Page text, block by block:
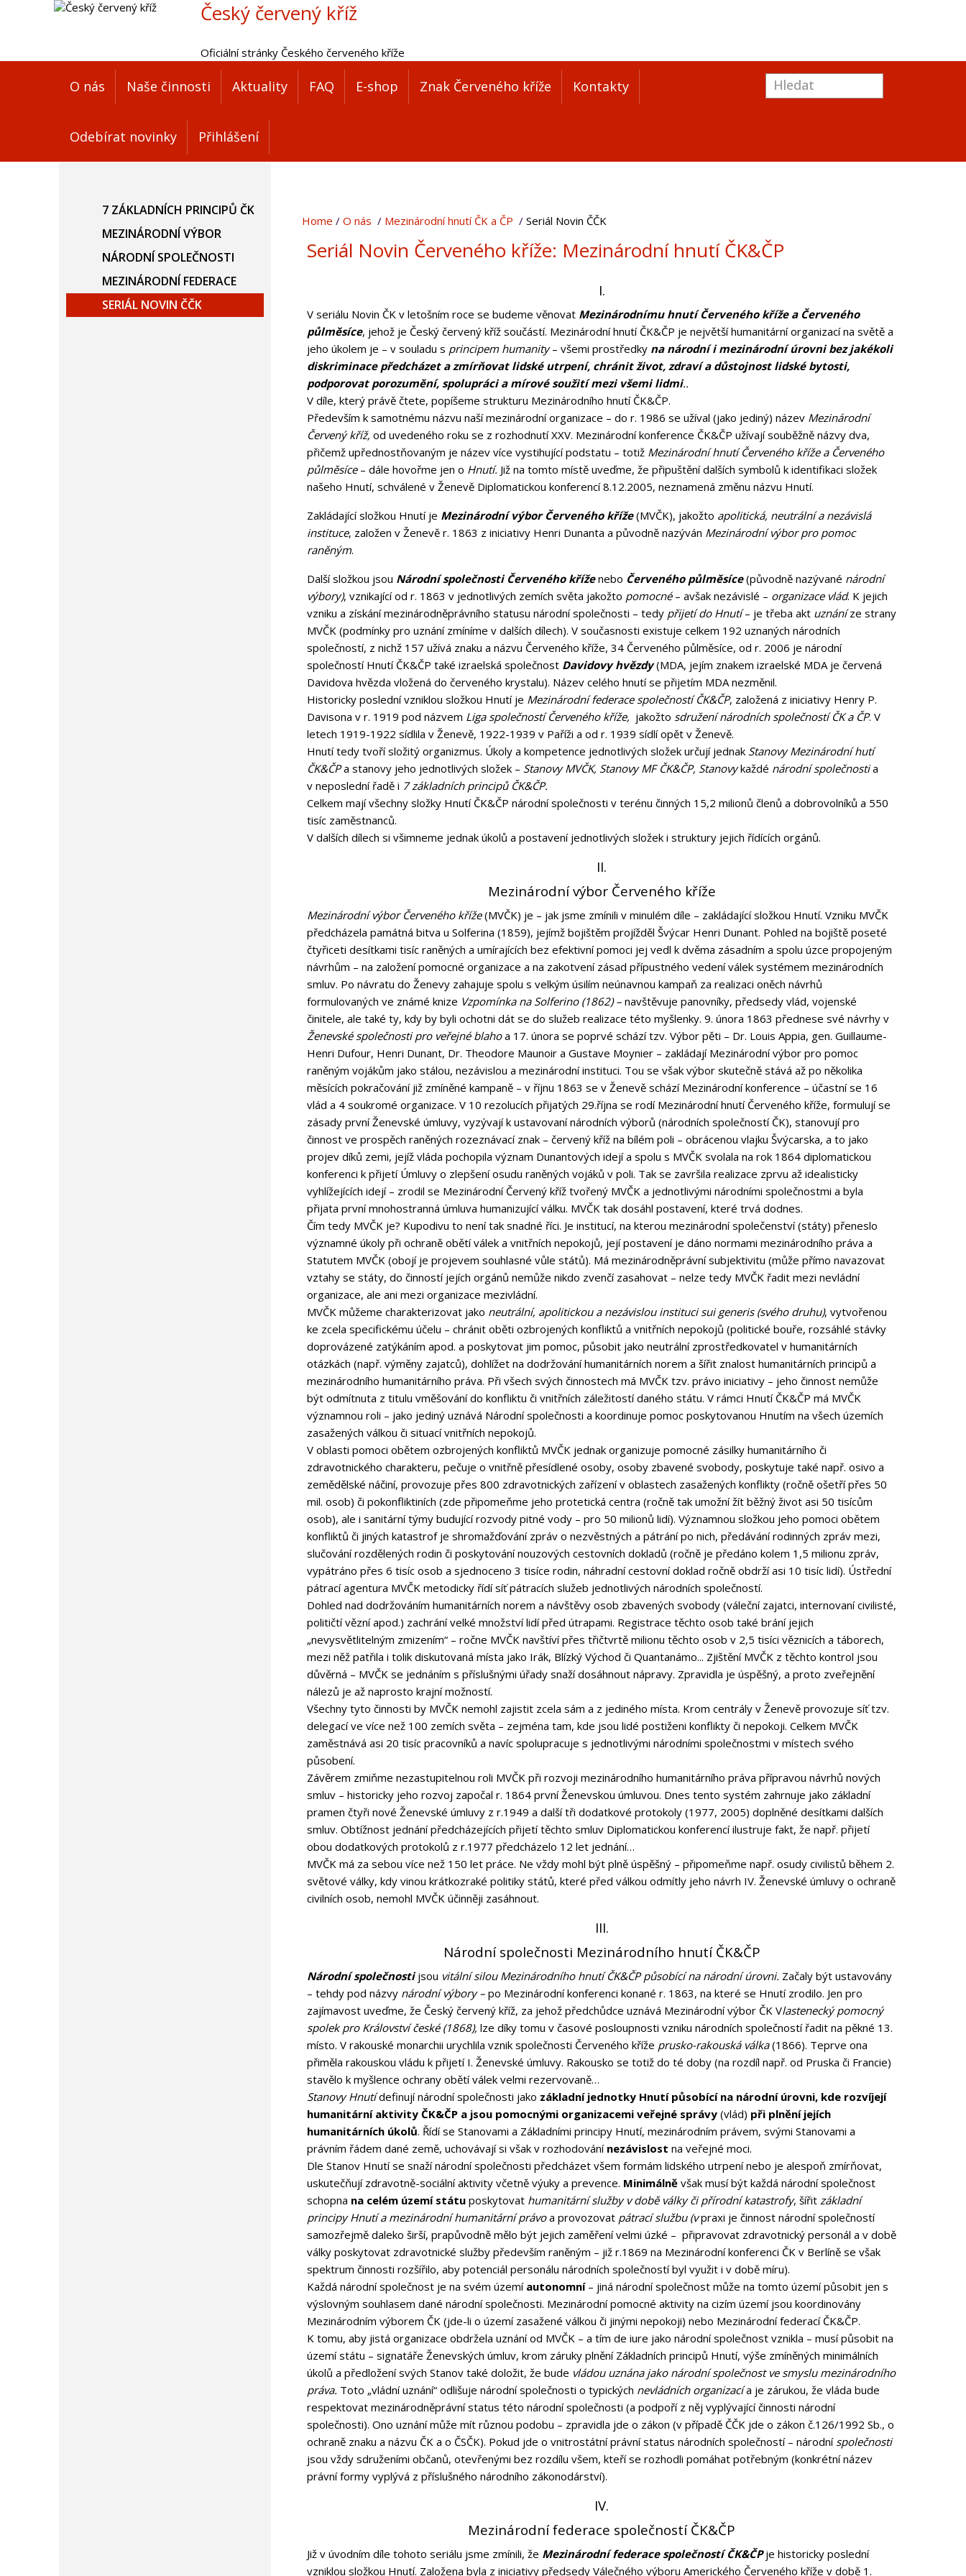
Český červený kříž
Oficiální stránky Českého červeného kříže
O nás Naše činnosti Aktuality FAQ E-shop Znak Červeného kříže Kontakty
Odebírat novinky Přihlášení
Home O nás Mezinárodní hnutí ČK a ČP Seriál Novin ČČK
Seriál Novin Červeného kříže: Mezinárodní hnutí ČK&ČP
I.
V seriálu Novin ČK v letošním roce se budeme věnovat Mezinárodnímu hnutí Červeného kříže a Červeného
půlměsíce, jehož je Český červený kříž součástí. Mezinárodní hnutí ČK&ČP je největší humanitární organizací na světě a
jeho úkolem je – v souladu s principem humanity– všemi prostředky na národní i mezinárodní úrovni bez jakékoli
diskriminace předcházet a zmírňovat lidské utrpení, chránit život, zdraví a důstojnost lidské bytosti,
podporovat porozumění, spolupráci a mírové soužití mezi všemi lidmi..
V díle, který právě čtete, popíšeme strukturu Mezinárodního hnutí ČK&ČP.
Především k samotnému názvu naší mezinárodní organizace – do r. 1986 se užíval (jako jediný) název Mezinárodní
Červený kříž, od uvedeného roku se z rozhodnutí XXV. Mezinárodní konference ČK&ČP užívají souběžně názvy dva,
přičemž upřednostňovaným je název více vystihující podstatu – totiž Mezinárodní hnutí Červeného kříže a Červeného
půlměsíce – dále hovořme jen o Hnutí. Již na tomto místě uveďme, že připuštění dalších symbolů k identifikaci složek
našeho Hnutí, schválené v Ženevě Diplomatickou konferencí 8.12.2005, neznamená změnu názvu Hnutí.
Zakládající složkou Hnutí je Mezinárodní výbor Červeného kříže (MVČK), jakožto apolitická, neutrální a nezávislá
instituce, založen v Ženevě r. 1863 z iniciativy Henri Dunanta a původně nazýván Mezinárodní výbor pro pomoc
raněným.
Další složkou jsou Národní společnosti Červeného kříže nebo Červeného půlměsíce (původně nazývané národní
výbory), vznikající od r. 1863 v jednotlivých zemích světa jakožto pomocné– avšak nezávislé – organizace vlád. K jejich
vzniku a získání mezinárodněprávního statusu národní společnosti – tedy přijetí do Hnutí– je třeba akt uznáníze strany
MVČK (podmínky pro uznání zmíníme v dalších dílech). V současnosti existuje celkem 192 uznaných národních
společností, z nichž 157 užívá znaku a názvu Červeného kříže, 34 Červeného půlměsíce, od r. 2006 je národní
společností Hnutí ČK&ČP také izraelská společnost Davidovy hvězdy(MDA, jejím znakem izraelské MDA je červená
Davidova hvězda vložená do červeného krystalu). Název celého hnutí se přijetím MDA nezměnil.
Historicky poslední vzniklou složkou Hnutí je Mezinárodní federace společností ČK&ČP, založená z iniciativy Henry P.
Davisona v r. 1919 pod názvem Liga společností Červeného kříže, jakožto sdružení národních společností ČK a ČP. V
letech 1919-1922 sídlila v Ženevě, 1922-1939 v Paříži a od r. 1939 sídlí opět v Ženevě.
Hnutí tedy tvoří složitý organizmus. Úkoly a kompetence jednotlivých složek určují jednak Stanovy Mezinárodní hutí
ČK&ČPa stanovy jeho jednotlivých složek – Stanovy MVČK, Stanovy MF ČK&ČP, Stanovykaždé národní společnostia
v neposlední řadě i 7 základních principů ČK&ČP.
Celkem mají všechny složky Hnutí ČK&ČP národní společnosti v terénu činných 15,2 milionů členů a dobrovolníků a 550
tisíc zaměstnanců.
V dalších dílech si všimneme jednak úkolů a postavení jednotlivých složek i struktury jejich řídících orgánů.
II.
Mezinárodní výbor Červeného kříže
Mezinárodní výbor Červeného kříže(MVČK) je – jak jsme zmínili v minulém díle – zakládající složkou Hnutí. Vzniku MVČK
předcházela památná bitva u Solferina (1859), jejímž bojištěm projížděl Švýcar Henri Dunant. Pohled na bojiště poseté
čtyřiceti desítkami tisíc raněných a umírajících bez efektivní pomoci jej vedl k dvěma zásadním a spolu úzce propojeným
návrhům – na založení pomocné organizace a na zakotvení zásad přípustného vedení válek systémem mezinárodních
smluv. Po návratu do Ženevy zahajuje spolu s velkým úsilím neúnavnou kampaň za realizaci oněch návrhů
formulovaných ve známé knize Vzpomínka na Solferino (1862) – navštěvuje panovníky, předsedy vlád, vojenské
činitele, ale také ty, kdy by byli ochotni dát se do služeb realizace této myšlenky. 9. února 1863 přednese své návrhy v
Ženevské společnosti pro veřejné blahoa 17. února se poprvé schází tzv. Výbor pěti – Dr. Louis Appia, gen. Guillaume-
Henri Dufour, Henri Dunant, Dr. Theodore Maunoir a Gustave Moynier – zakládají Mezinárodní výbor pro pomoc
raněným vojákům jako stálou, nezávislou a mezinárodní instituci. Tou se však výbor skutečně stává až po několika
měsících pokračování již zmíněné kampaně – v říjnu 1863 se v Ženevě schází Mezinárodní konference – účastní se 16
vlád a 4 soukromé organizace. V 10 rezolucích přijatých 29.října se rodí Mezinárodní hnutí Červeného kříže, formulují se
zásady první Ženevské úmluvy, vyzývají k ustavovaní národních výborů (národních společností ČK), stanovují pro
činnost ve prospěch raněných rozeznávací znak – červený kříž na bílém poli – obrácenou vlajku Švýcarska, a to jako
projev díků zemi, jejíž vláda pochopila význam Dunantových idejí a spolu s MVČK svolala na rok 1864 diplomatickou
konferenci k přijetí Úmluvy o zlepšení osudu raněných vojáků v poli. Tak se završila realizace zprvu až idealisticky
vyhlížejících idejí – zrodil se Mezinárodní Červený kříž tvořený MVČK a jednotlivými národními společnostmi a byla
přijata první mnohostranná úmluva humanizující válku. MVČK tak dosáhl postavení, které trvá dodnes.
Čím tedy MVČK je? Kupodivu to není tak snadné říci. Je institucí, na kterou mezinárodní společenství (státy) přeneslo
významné úkoly při ochraně obětí válek a vnitřních nepokojů, její postavení je dáno normami mezinárodního práva a
Statutem MVČK (obojí je projevem souhlasné vůle států). Má mezinárodněprávní subjektivitu (může přímo navazovat
vztahy se státy, do činností jejích orgánů nemůže nikdo zvenčí zasahovat – nelze tedy MVČK řadit mezi nevládní
organizace, ale ani mezi organizace mezivládní.
MVČK můžeme charakterizovat jako neutrální, apolitickou a nezávislou instituci sui generis (svého druhu), vytvořenou
ke zcela specifickému účelu – chránit oběti ozbrojených konfliktů a vnitřních nepokojů (politické bouře, rozsáhlé stávky
doprovázené zatýkáním apod. a poskytovat jim pomoc, působit jako neutrální zprostředkovatel v humanitárních
otázkách (např. výměny zajatců), dohlížet na dodržování humanitárních norem a šířit znalost humanitárních principů a
mezinárodního humanitárního práva. Při všech svých činnostech má MVČK tzv. právo iniciativy – jeho činnost nemůže
být odmítnuta z titulu vměšování do konfliktu či vnitřních záležitostí daného státu. V rámci Hnutí ČK&ČP má MVČK
významnou roli – jako jediný uznává Národní společnosti a koordinuje pomoc poskytovanou Hnutím na všech územích
zasažených válkou či situací vnitřních nepokojů.
V oblasti pomoci obětem ozbrojených konfliktů MVČK jednak organizuje pomocné zásilky humanitárního či
zdravotnického charakteru, pečuje o vnitřně přesídlené osoby, osoby zbavené svobody, poskytuje také např. osivo a
zemědělské náčiní, provozuje přes 800 zdravotnických zařízení v oblastech zasažených konflikty (ročně ošetří přes 50
mil. osob) či pokonfliktiních (zde připomeňme jeho protetická centra (ročně tak umožní žít běžný život asi 50 tisícům
osob), ale i sanitární týmy budující rozvody pitné vody – pro 50 milionů lidí). Významnou složkou jeho pomoci obětem
konfliktů či jiných katastrof je shromažďování zpráv o nezvěstných a pátrání po nich, předávání rodinných zpráv mezi,
slučování rozdělených rodin či poskytování nouzových cestovních dokladů (ročně je předáno kolem 1,5 milionu zpráv,
vypátráno přes 6 tisíc osob a sjednoceno 3 tisíce rodin, náhradní cestovní doklad ročně obdrží asi 10 tisíc lidí). Ústřední
pátrací agentura MVČK metodicky řídí síť pátracích služeb jednotlivých národních společností.
Dohled nad dodržováním humanitárních norem a návštěvy osob zbavených svobody (váleční zajatci, internovaní civilisté,
političtí vězní apod.) zachrání velké množství lidí před útrapami. Registrace těchto osob také brání jejich
„nevysvětlitelným zmizením“ – ročne MVČK navštíví přes třičtvrtě milionu těchto osob v 2,5 tisíci věznicích a táborech,
mezi něž patřila i tolik diskutovaná místa jako Irák, Blízký Východ či Quantanámo... Zjištění MVČK z těchto kontrol jsou
důvěrná – MVČK se jednáním s příslušnými úřady snaží dosáhnout nápravy. Zpravidla je úspěšný, a proto zveřejnění
nálezů je až naprosto krajní možností.
Všechny tyto činnosti by MVČK nemohl zajistit zcela sám a z jediného místa. Krom centrály v Ženevě provozuje síť tzv.
delegací ve více než 100 zemích světa – zejména tam, kde jsou lidé postiženi konflikty či nepokoji. Celkem MVČK
zaměstnává asi 20 tisíc pracovníků a navíc spolupracuje s jednotlivými národními společnostmi v místech svého
působení.
Závěrem zmiňme nezastupitelnou roli MVČK při rozvoji mezinárodního humanitárního práva přípravou návrhů nových
smluv – historicky jeho rozvoj započal r. 1864 první Ženevskou úmluvou. Dnes tento systém zahrnuje jako základní
pramen čtyři nové Ženevské úmluvy z r.1949 a další tři dodatkové protokoly (1977, 2005) doplněné desítkami dalších
smluv. Obtížnost jednání předcházejících přijetí těchto smluv Diplomatickou konferencí ilustruje fakt, že např. přijetí
obou dodatkových protokolů z r.1977 předcházelo 12 let jednání…
MVČK má za sebou více než 150 let práce. Ne vždy mohl být plně úspěšný – připomeňme např. osudy civilistů během 2.
světové války, kdy vinou krátkozraké politiky států, které před válkou odmítly jeho návrh IV. Ženevské úmluvy o ochraně
civilních osob, nemohl MVČK účinněji zasáhnout.
III.
Národní společnosti Mezinárodního hnutí ČK&ČP
Národní společnosti jsou vitální silou Mezinárodního hnutí ČK&ČP působící na národní úrovni. Začaly být ustavovány
– tehdy pod názvy národní výbory – po Mezinárodní konferenci konané r. 1863, na které se Hnutí zrodilo. Jen pro
zajímavost uveďme, že Český červený kříž, za jehož předchůdce uznává Mezinárodní výbor ČK Vlastenecký pomocný
spolek pro Království české (1868), lze díky tomu v časové posloupnosti vzniku národních společností řadit na pěkné 13.
místo. V rakouské monarchii urychlila vznik společnosti Červeného kříže prusko-rakouská válka(1866). Teprve ona
přiměla rakouskou vládu k přijetí I. Ženevské úmluvy. Rakousko se totiž do té doby (na rozdíl např. od Pruska či Francie)
stavělo k myšlence ochrany obětí válek velmi rezervovaně…
Stanovy Hnutídefinují národní společnosti jako základní jednotky Hnutí působící na národní úrovni, kde rozvíjejí
humanitární aktivity ČK&ČP a jsou pomocnými organizacemi veřejné správy (vlád) při plnění jejích
humanitárních úkolů. Řídí se Stanovami a Základními principy Hnutí, mezinárodním právem, svými Stanovami a
právním řádem dané země, uchovávají si však v rozhodování nezávislost na veřejné moci.
Dle Stanov Hnutí se snaží národní společnosti předcházet všem formám lidského utrpení nebo je alespoň zmírňovat,
uskutečňují zdravotně-sociální aktivity včetně výuky a prevence. Minimálně však musí být každá národní společnost
schopna na celém území státu poskytovat humanitární služby v době války či přírodní katastrofy, šířit základní
principy Hnutí a mezinárodní humanitární právoa provozovat pátrací službu (vpraxi je činnost národní společností
samozřejmě daleko širší, prapůvodně mělo být jejich zaměření velmi úzké – připravovat zdravotnický personál a v době
války poskytovat zdravotnické služby především raněným – již r.1869 na Mezinárodní konferenci ČK v Berlíně se však
spektrum činnosti rozšířilo, aby potenciál personálu národních společností byl využit i v době míru).
Každá národní společnost je na svém území autonomní– jiná národní společnost může na tomto území působit jen s
výslovným souhlasem dané národní společnosti. Mezinárodní pomocné aktivity na cizím území jsou koordinovány
Mezinárodním výborem ČK (jde-li o území zasažené válkou či jinými nepokoji) nebo Mezinárodní federací ČK&ČP.
K tomu, aby jistá organizace obdržela uznání od MVČK – a tím de iure jako národní společnost vznikla – musí působit na
území státu – signatáře Ženevských úmluv, krom záruky plnění Základních principů Hnutí, výše zmíněných minimálních
úkolů a předložení svých Stanov také doložit, že bude vládou uznána jako národní společnost ve smyslu mezinárodního
práva. Toto „vládní uznání“ odlišuje národní společnosti o typických nevládních organizacía je zárukou, že vláda bude
respektovat mezinárodněprávní status této národní společnosti (a podpoří z něj vyplývající činnosti národní
společnosti). Ono uznání může mít různou podobu – zpravidla jde o zákon (v případě ČČK jde o zákon č.126/1992 Sb., o
ochraně znaku a názvu ČK a o ČSČK). Pokud jde o vnitrostátní právní status národních společností – národní společnosti
jsou vždy sdruženími občanů, otevřenými bez rozdílu všem, kteří se rozhodli pomáhat potřebným (konkrétní název
právní formy vyplývá z příslušného národního zákonodárství).
IV.
Mezinárodní federace společností ČK&ČP
Již v úvodním díle tohoto seriálu jsme zmínili, že Mezinárodní federace společností ČK&ČPje historicky poslední
vzniklou složkou Hnutí. Založena byla z iniciativy předsedy Válečného výboru Amerického Červeného kříže v době 1.
7 ZÁKLADNÍCH PRINCIPŮ ČK
MEZINÁRODNÍ VÝBOR
NÁRODNÍ SPOLEČNOSTI
MEZINÁRODNÍ FEDERACE
SERIÁL NOVIN ČČK